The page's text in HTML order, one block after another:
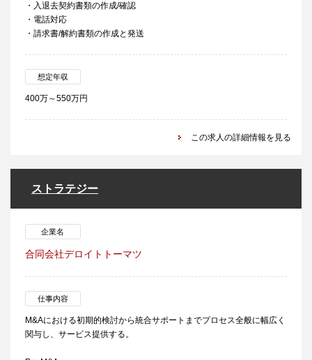
・入退去契約書類の作成/確認
・電話対応
・請求書/解約書類の作成と発送
想定年収
400万～550万円
この求人の詳細情報を見る
ストラテジー
企業名
合同会社デロイトトーマツ
仕事内容
M&Aにおける初期的検討から統合サポートまでプロセス全般に幅広く
関与し、サービス提供する。